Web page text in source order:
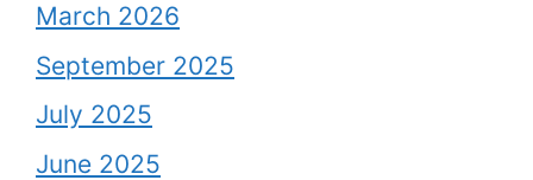
March 2026
September 2025
July 2025
June 2025